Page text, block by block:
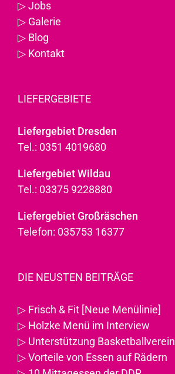
▷Jobs
▷ Galerie
▷ Blog
▷ Kontakt
LIEFERGEBIETE
Liefergebiet Dresden
Tel.: 0351 4019680
Liefergebiet Wildau
Tel.: 03375 9228880
Liefergebiet Großräschen
Telefon: 035753 16377
DIE NEUSTEN BEITRÄGE
▷ Frisch & Fit [Neue Menülinie]
▷ Holzke Menü im Interview
▷ Unterstützung Basketballverein
▷Vorteile von Essen auf Rädern